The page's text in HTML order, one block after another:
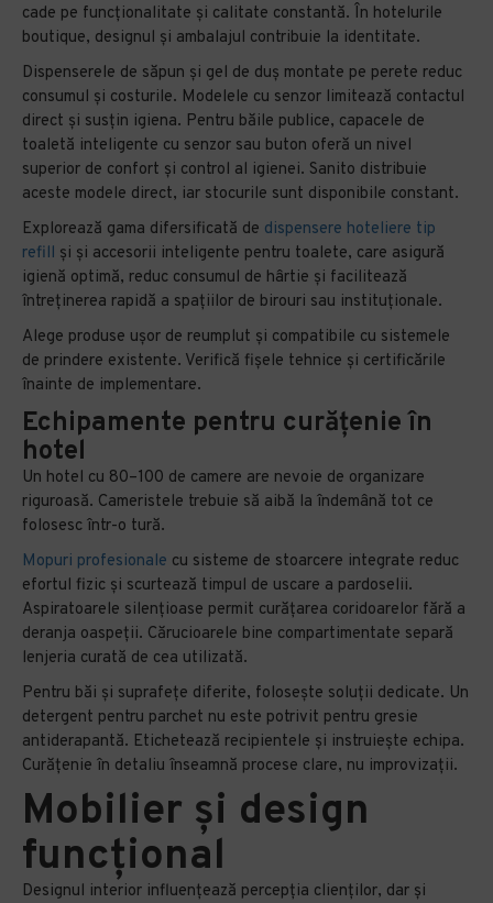
cade pe funcționalitate și calitate constantă. În hotelurile
boutique, designul și ambalajul contribuie la identitate.
Dispenserele de săpun și gel de duș montate pe perete reduc
consumul și costurile. Modelele cu senzor limitează contactul
direct și susțin igiena. Pentru băile publice, capacele de
toaletă inteligente cu senzor sau buton oferă un nivel
superior de confort și control al igienei. Sanito distribuie
aceste modele direct, iar stocurile sunt disponibile constant.
Explorează gama difersificată de dispensere hoteliere tip
refill și și accesorii inteligente pentru toalete, care asigură
igienă optimă, reduc consumul de hârtie și facilitează
întreținerea rapidă a spațiilor de birouri sau instituționale.
Alege produse ușor de reumplut și compatibile cu sistemele
de prindere existente. Verifică fișele tehnice și certificările
înainte de implementare.
Echipamente pentru curățenie în
hotel
Un hotel cu 80–100 de camere are nevoie de organizare
riguroasă. Cameristele trebuie să aibă la îndemână tot ce
folosesc într-o tură.
Mopuri profesionale cu sisteme de stoarcere integrate reduc
efortul fizic și scurtează timpul de uscare a pardoselii.
Aspiratoarele silențioase permit curățarea coridoarelor fără a
deranja oaspeții. Cărucioarele bine compartimentate separă
lenjeria curată de cea utilizată.
Pentru băi și suprafețe diferite, folosește soluții dedicate. Un
detergent pentru parchet nu este potrivit pentru gresie
antiderapantă. Etichetează recipientele și instruiește echipa.
Curățenie în detaliu înseamnă procese clare, nu improvizații.
Mobilier și design
funcțional
Designul interior influențează percepția clienților, dar și